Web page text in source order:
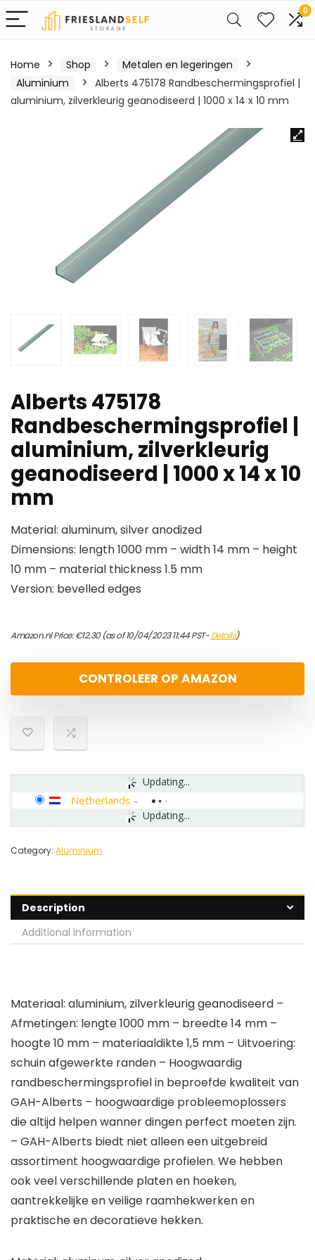
0
Home Shop
Metalen en legeringen
Aluminium
Alberts 475178 Randbeschermingsprofiel |
aluminium, zilverkleurig geanodiseerd | 1000 x 14 x 10 mm
Alberts 475178
Randbeschermingsprofiel |
aluminium, zilverkleurig
geanodiseerd | 1000 x 14 x 10
mm
Material: aluminum, silver anodized
Dimensions: length 1000 mm – width 14 mm – height
10 mm – material thickness 1.5 mm
Version: bevelled edges
Amazon.nl Price:€12.30(as of 10/04/2023 11:44 PST-Details)
CONTROLEER OP AMAZON
Updating...
Updating...
Netherlands -
Category: Aluminium
Description
Additional information
Materiaal: aluminium, zilverkleurig geanodiseerd –
Afmetingen: lengte 1000 mm – breedte 14 mm –
hoogte 10 mm – materiaaldikte 1,5 mm – Uitvoering:
schuin afgewerkte randen – Hoogwaardig
randbeschermingsprofiel in beproefde kwaliteit van
GAH-Alberts – hoogwaardige probleemoplossers
die altijd helpen wanner dingen perfect moeten zijn.
– GAH-Alberts biedt niet alleen een uitgebreid
assortiment hoogwaardige profielen. We hebben
ook veel verschillende platen en hoeken,
aantrekkelijke en veilige raamhekwerken en
praktische en decoratieve hekken.